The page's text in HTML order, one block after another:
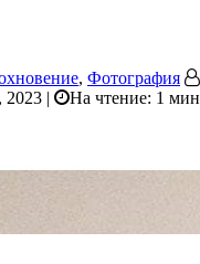
, Фотография
2023 | На чтение: 1 мин